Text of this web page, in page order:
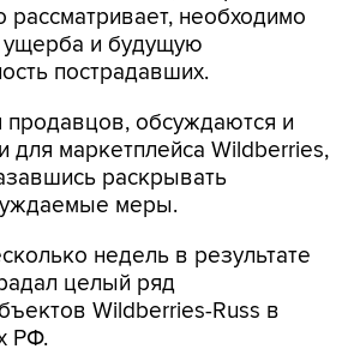
рассматривает, необходимо
ущерба и будущую
пострадавших.
обсуждаются и
маркетплейса Wildberries,
раскрывать
меры.
недель в результате
целый ряд
Wildberries-Russ в
РФ.